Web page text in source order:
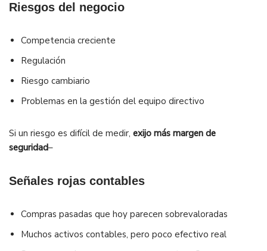
Riesgos del negocio
Competencia creciente
Regulación
Riesgo cambiario
Problemas en la gestión del equipo directivo
Si un riesgo es difícil de medir, exijo más margen de
seguridad–
Señales rojas contables
Compras pasadas que hoy parecen sobrevaloradas
Muchos activos contables, pero poco efectivo real